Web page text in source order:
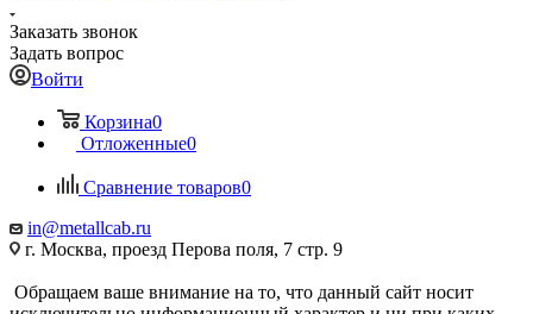
Заказать звонок
Задать вопрос
Войти
Корзина0
Отложенные0
Сравнение товаров0
in@metallcab.ru
г. Москва, проезд Перова поля, 7 стр. 9
Обращаем ваше внимание на то, что данный сайт носит